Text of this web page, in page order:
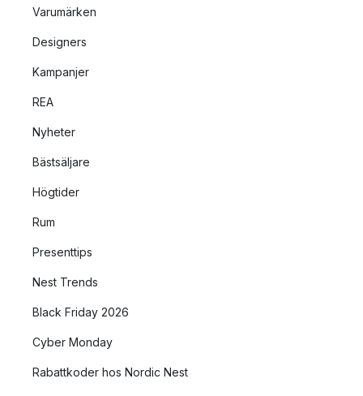
Varumärken
Designers
Kampanjer
REA
Nyheter
Bästsäljare
Högtider
Rum
Presenttips
Nest Trends
Black Friday 2026
Cyber Monday
Rabattkoder hos Nordic Nest